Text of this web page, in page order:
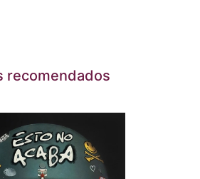
recomendados